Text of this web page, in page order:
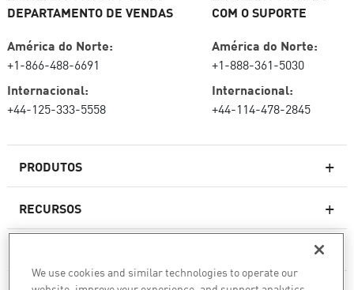
PRODUTOS
Firewalls de última geração
RECURSOS
DEPARTAMENTO DE VENDAS
América do Norte:
+1-866-488-6691
Internacional:
+44-125-333-5558
COM O SUPORTE
América do Norte:
+1-888-361-5030
Internacional:
+44-114-478-2845
We use cookies and similar technologies to operate our